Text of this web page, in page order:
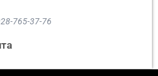
765-37-76